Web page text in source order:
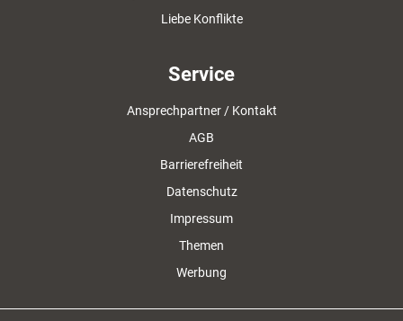
Liebe Konflikte
Service
Ansprechpartner / Kontakt
AGB
Barrierefreiheit
Datenschutz
Impressum
Themen
Werbung